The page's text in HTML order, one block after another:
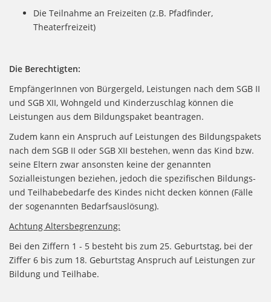
Die Teilnahme an Freizeiten (z.B. Pfadfinder,
Theaterfreizeit)
Die Berechtigten:
EmpfängerInnen von Bürgergeld, Leistungen nach dem SGB II
und SGB XII, Wohngeld und Kinderzuschlag können die
Leistungen aus dem Bildungspaket beantragen.
Zudem kann ein Anspruch auf Leistungen des Bildungspakets
nach dem SGB II oder SGB XII bestehen, wenn das Kind bzw.
seine Eltern zwar ansonsten keine der genannten
Sozialleistungen beziehen, jedoch die spezifischen Bildungs-
und Teilhabebedarfe des Kindes nicht decken können (Fälle
der sogenannten Bedarfsauslösung).
Achtung Altersbegrenzung:
Bei den Ziffern 1 - 5 besteht bis zum 25. Geburtstag, bei der
Ziffer 6 bis zum 18. Geburtstag Anspruch auf Leistungen zur
Bildung und Teilhabe.